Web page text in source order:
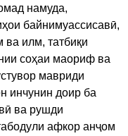
намуда,
байнимуассисавӣ,
ва илм, татбиқи
соҳаи маориф ва
мавриди
инчунин доир ба
ва рушди
афкор анҷом